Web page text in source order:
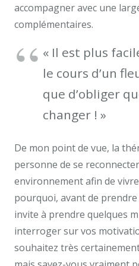
accompagner avec une
complémentaires.
« Il est plus
le cours d’un
que d’obliger
changer ! »
De mon point de vue, la
personne de se
environnement afin de
pourquoi, avant de
invite à prendre quelques
interroger sur vos
souhaitez très